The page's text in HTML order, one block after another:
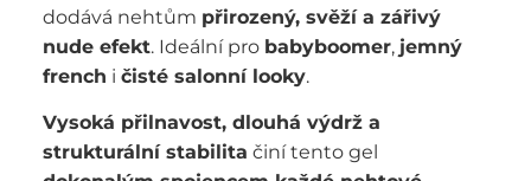
dodává nehtům přirozený, svěží a zářivý
nude efekt. Ideální pro babyboomer, jemný
french i čisté salonní looky.
Vysoká přilnavost, dlouhá výdrž a
strukturální stabilita činí tento gel